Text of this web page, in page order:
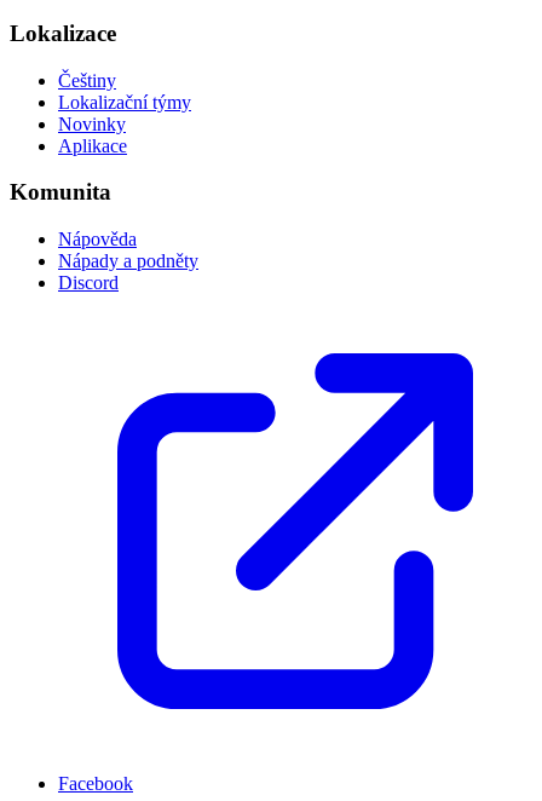
Lokalizace
Češtiny
Lokalizační týmy
Novinky
Aplikace
Komunita
Nápověda
Nápady a podněty
Discord
Facebook